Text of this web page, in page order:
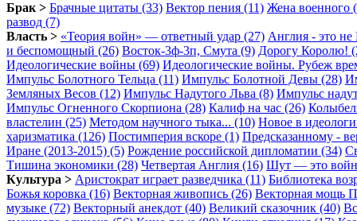
Брак > Брачные цитаты (33) Вектор пения (11) Жена военного
развод (7)
Власть > «Теория войн» — ответный удар (27) Англия - это не
и беспомощный (26) Восток-3ф-3п, Смута (9) Дорогу Королю!
Идеологические войны (69) Идеологические войны. Рубеж
Импульс Болотного Тельца (11) Импульс Болотной Девы (28)
Земляных Весов (12) Импульс Надутого Льва (8) Импульс
Импульс Огненного Скорпиона (28) Калиф на час (26)
властелин (25) Методом научного тыка... (10) Новое в
харизматика (126) Постимперия вскоре (1) Предсказанному -
Иране (2013-2015) (5) Рождение российской дипломатии (34)
Тишина экономики (28) Четвертая Англия (16) Шут — это
Культура > Аристократ играет разведчика (11) Библиотека
Божья коровка (16) Векторная живопись (26) Векторная мощь
музыке (72) Векторный анекдот (40) Великий сказочник (40)